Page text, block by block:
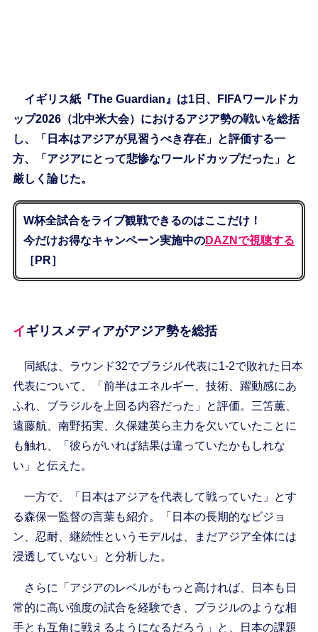
イギリス紙『The Guardian』は1日、FIFAワールドカ
ップ2026（北中米大会）におけるアジア勢の戦いを総括
し、「日本はアジアが見習うべき存在」と評価する一
方、「アジアにとって悲惨なワールドカップだった」と
厳しく論じた。
W杯全試合をライブ観戦できるのはここだけ！
今だけお得なキャンペーン実施中のDAZNで視聴する
［PR］
イギリスメディアがアジア勢を総括
同紙は、ラウンド32でブラジル代表に1-2で敗れた日本
代表について、「前半はエネルギー、技術、躍動感にあ
ふれ、ブラジルを上回る内容だった」と評価。三笘薫、
遠藤航、南野拓実、久保建英ら主力を欠いていたことに
も触れ、「彼らがいれば結果は違っていたかもしれな
い」と伝えた。
一方で、「日本はアジアを代表して戦っていた」とす
る森保一監督の言葉も紹介。「日本の長期的なビジョ
ン、忍耐、継続性というモデルは、まだアジア全体には
浸透していない」と分析した。
さらに「アジアのレベルがもっと高ければ、日本も日
常的に高い強度の試合を経験でき、ブラジルのような相
手とも互角に戦えるようになるだろう」と、日本の課題